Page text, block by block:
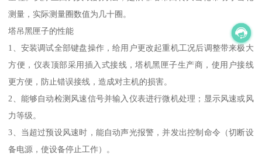
测量，实际测量圈数值为几十圈。
塔吊黑匣子的性能
1、安装调试全部键盘操作，给用户更改起重机工况后调整带来极大
方便，仪表顶部采用插入式接线，塔机黑匣子生产商，使用户接线
更方便，防止错误接线，造成对主机的损害。
2、能够自动检测风速信号并输入仪表进行微机处理；显示风速或风
力等级。
3、当超过预设风速时，能自动声光报警，并发出控制命令（切断设
备电源，使设备停止工作）。